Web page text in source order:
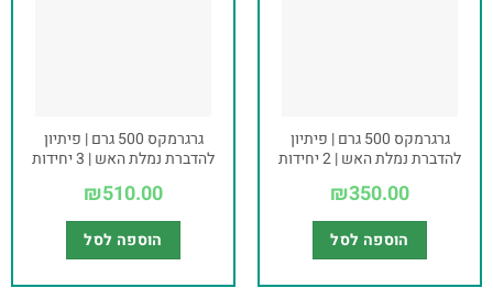
גרגרמקס 500 גרם | פיתיון
להדברת נמלת האש | 2 יחידות
₪350.00
הוספה לסל
גרגרמקס 500 גרם | פיתיון
להדברת נמלת האש | 3 יחידות
₪510.00
הוספה לסל